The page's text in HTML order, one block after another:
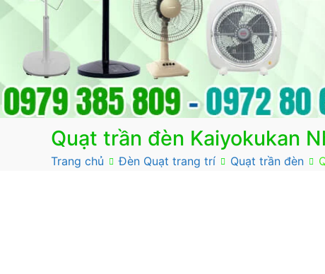
Quạt trần đèn Kaiyokukan
Trang chủ Đèn Quạt trang trí Quạt trần đèn